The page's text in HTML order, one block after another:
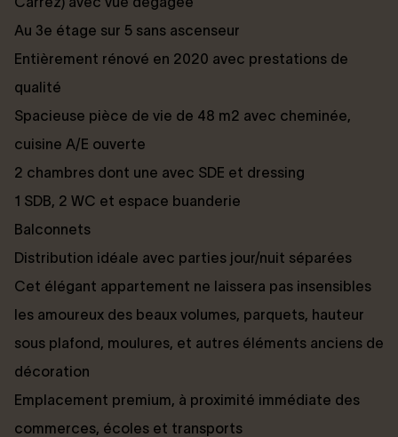
Au 3e étage sur 5 sans ascenseur
Entièrement rénové en 2020 avec prestations de
qualité
Spacieuse pièce de vie de 48 m2 avec cheminée,
cuisine A/E ouverte
2 chambres dont une avec SDE et dressing
1 SDB, 2 WC et espace buanderie
Balconnets
Distribution idéale avec parties jour/nuit séparées
Cet élégant appartement ne laissera pas insensibles
les amoureux des beaux volumes, parquets, hauteur
sous plafond, moulures, et autres éléments anciens de
décoration
Emplacement premium, à proximité immédiate des
commerces, écoles et transports